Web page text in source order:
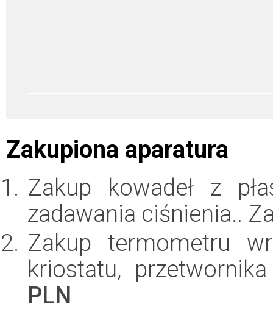
Zakupiona aparatura
Zakup kowadeł z
zadawania ciśnienia..
Zakup termometru
kriostatu,
PLN